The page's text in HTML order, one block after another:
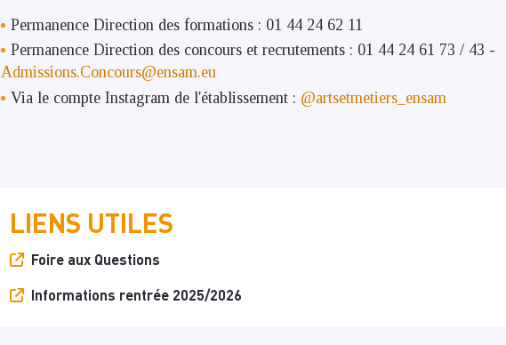
Permanence Direction des formations : 01 44 24 62 11
Permanence Direction des concours et recrutements : 01 44 24 61 73 / 43 -
Admissions.Concours@ensam.eu
Via le compte Instagram de l'établissement : @artsetmetiers_ensam
LIENS UTILES
Foire aux Questions
Informations rentrée 2025/2026